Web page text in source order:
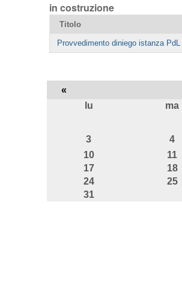
in costruzione
Titolo
Provvedimento diniego istanza
«
lu ma
3 4
10
11
17
18
24
25
31